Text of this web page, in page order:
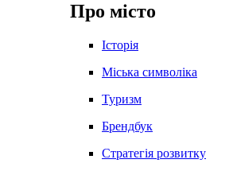
Про місто
Історія
Міська символіка
Туризм
Брендбук
Стратегія розвитку